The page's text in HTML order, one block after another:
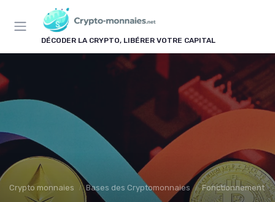
DÉCODER LA CRYPTO, LIBÉRER VOTRE CAPITAL
Crypto monnaies Bases des Cryptomonnaies Fonctionnement
Panneau de gestion des cookies